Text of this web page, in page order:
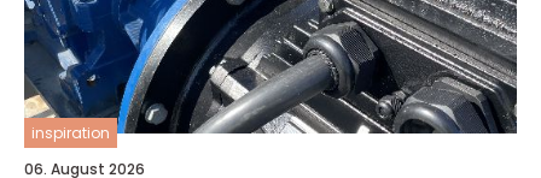
inspiration
06. August 2026